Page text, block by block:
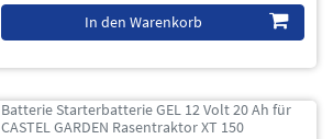
In den Warenkorb
Batterie Starterbatterie GEL 12 Volt 20 Ah für
CASTEL GARDEN Rasentraktor XT 150